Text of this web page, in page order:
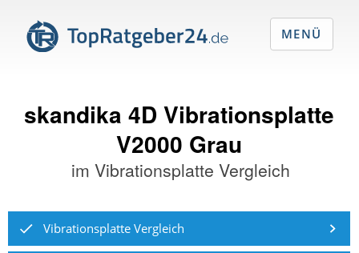
skandika 4D Vibrationsplatte
V2000 Grau
imVibrationsplatte Vergleich
Vibrationsplatte Vergleich
MENÜ